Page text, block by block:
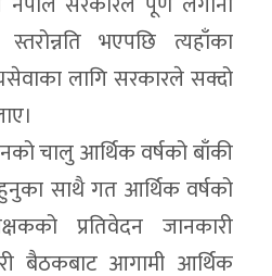
भएपछि त्यहाँका
लागि सरकारले सक्दो
चालु आर्थिक वर्षको बाँकी
साथै गत आर्थिक वर्षको
प्रतिवेदन जानकारी
बैठकबाट आगामी आर्थिक